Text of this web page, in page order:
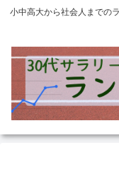
小中高大から社会人までの